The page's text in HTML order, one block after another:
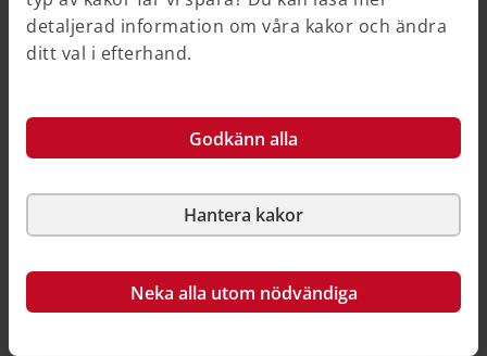
detaljerad information om våra kakor och ändra
ditt val i efterhand.
Godkänn alla
Hantera kakor
Neka alla utom nödvändiga
Översiktsplanen är inte bindande, enbart vägledande.
Den ger inga rättigheter eller skyldigheter till vare sig
prioriteras olika relevanta allmänna intressen mot
varandra. Däremot väger man inte in enskilda
i bygglovsprövningen. Översiktsplanens innehåll kan
därför inte heller överklagas. Det är endast förfarandet
överklaga, det vill säga om kommunen inte följt plan-
och bygglagens procedurregler. Detta görs till